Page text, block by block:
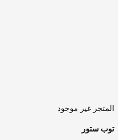
المتجر غير موجود
توب ستور